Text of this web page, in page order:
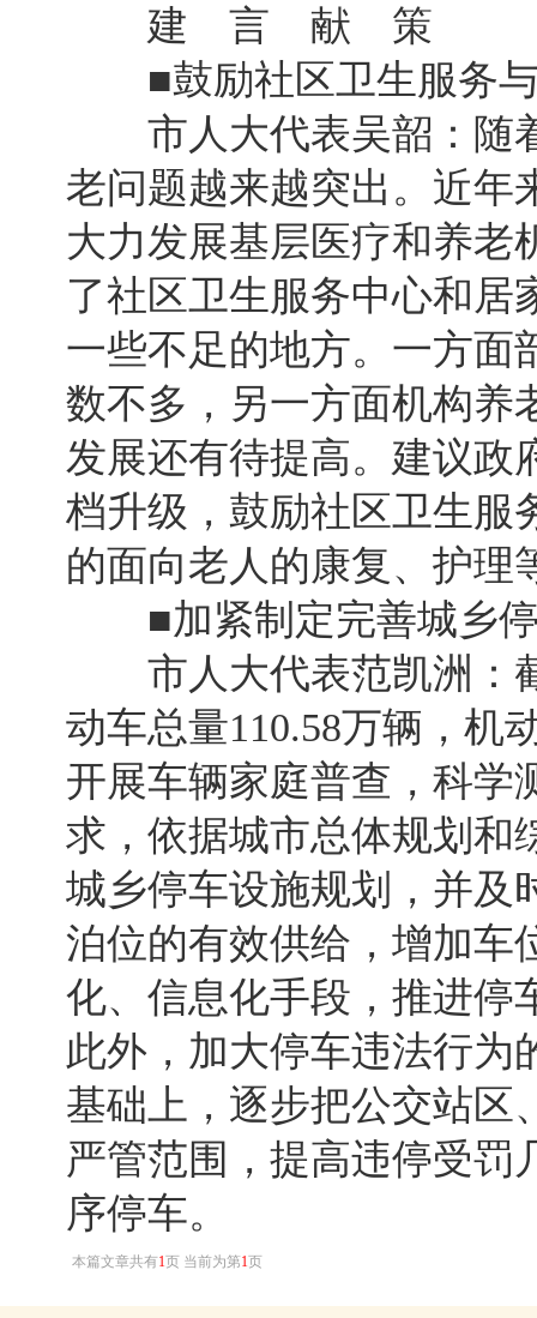
建 言 献 策
■鼓励社区卫生服务与
市人大代表吴韶：随
老问题越来越突出。近年
大力发展基层医疗和养老
了社区卫生服务中心和居
一些不足的地方。一方面
数不多，另一方面机构养
发展还有待提高。建议政
档升级，鼓励社区卫生服
的面向老人的康复、护理
■加紧制定完善城乡停
市人大代表范凯洲：截
动车总量110.58万辆，机
开展车辆家庭普查，科学
求，依据城市总体规划和
城乡停车设施规划，并及
泊位的有效供给，增加车
化、信息化手段，推进停
此外，加大停车违法行为
基础上，逐步把公交站区
严管范围，提高违停受罚
序停车。
本篇文章共有1页 当前为第1页